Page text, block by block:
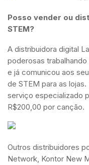
Posso vender ou
STEM?
A distribuidora digital
poderosas
e já comunicou aos
de STEM para as
serviço especializado
R$200,00 por canção.
Outros distribuidores
Network, Kontor New